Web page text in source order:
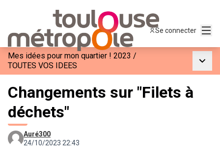
Se connecter
Mes idées pour mon quartier ! 2023 /
TOUTES VOS IDEES
Changements sur "Filets à
déchets"
Auré300
24/10/2023 22:43